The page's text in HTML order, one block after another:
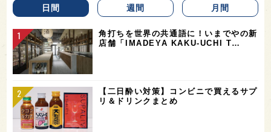
日間 週間 月間
角打ちを世界の共通語に！いまでやの新
店舗「IMADEYA KAKU-UCHI T…
【二日酔い対策】コンビニで買えるサプ
リ＆ドリンクまとめ